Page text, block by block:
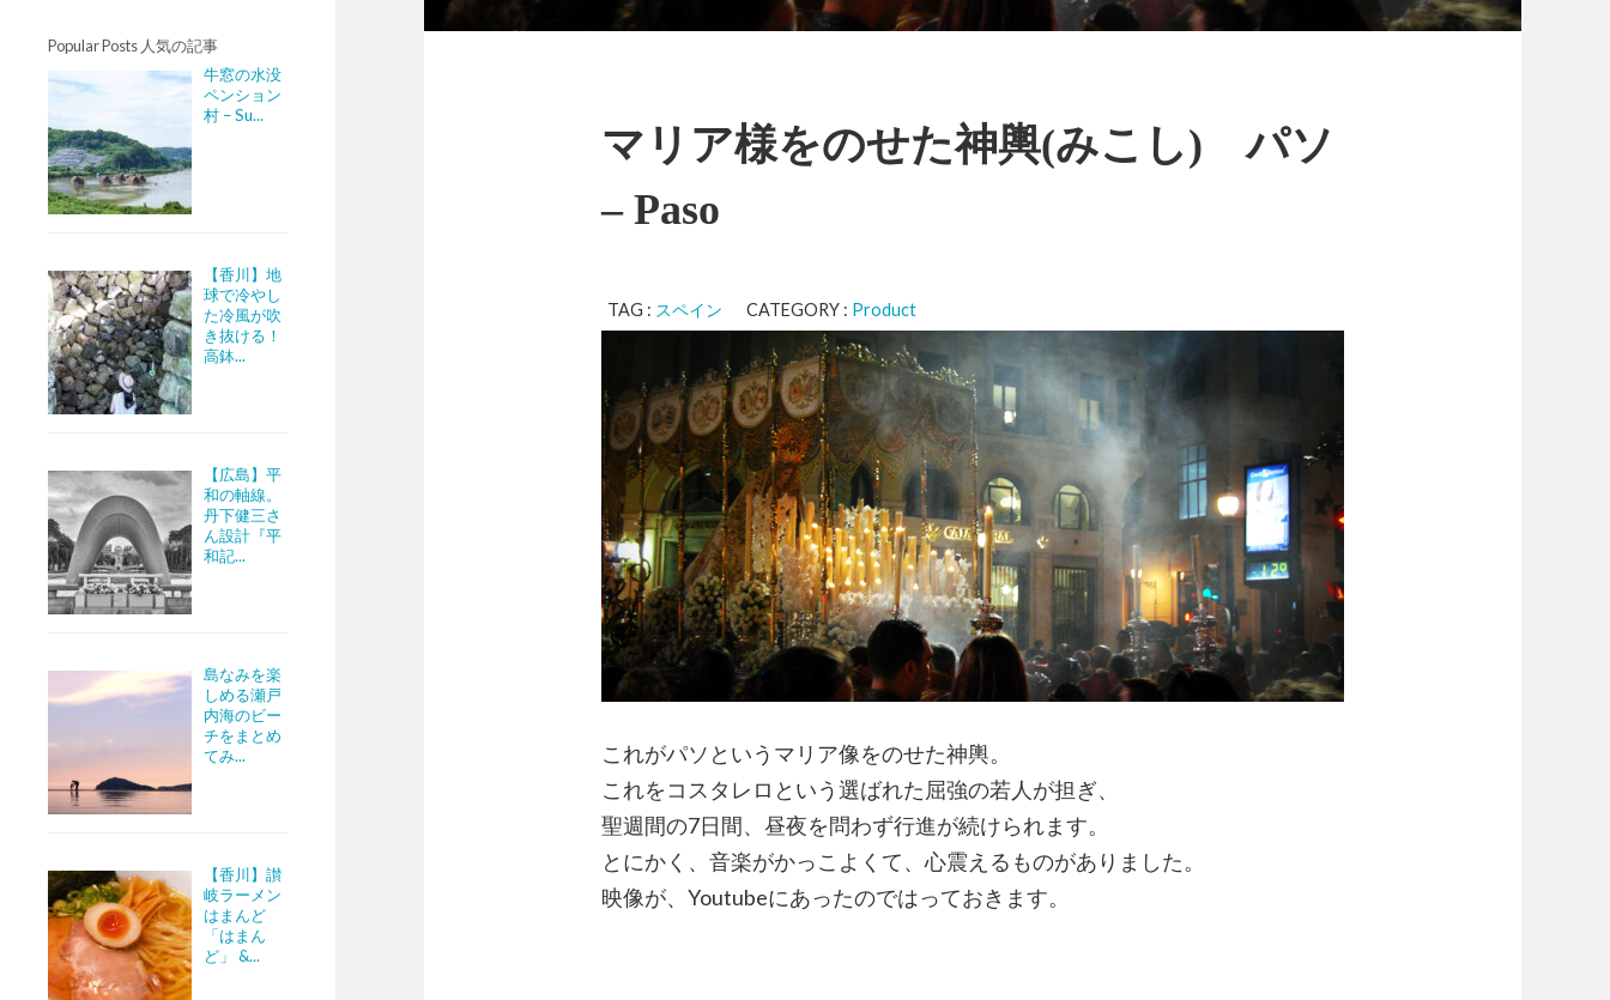
Popular Posts 人気の記事
牛窓の水没
ペンション
村 – Su...
【香川】地
球で冷やし
た冷風が吹
き抜ける！
高鉢...
【広島】平
和の軸線。
丹下健三さ
ん設計『平
和記...
島なみを楽
しめる瀬戸
内海のビー
チをまとめ
てみ...
【香川】讃
岐ラーメン
はまんど
「はまん
ど」 &...
マリア様をのせた神輿(みこし) パソ
– Paso
TAG : スペイン CATEGORY : Product
これがパソというマリア像をのせた神輿。
これをコスタレロという選ばれた屈強の若人が担ぎ、
聖週間の7日間、昼夜を問わず行進が続けられます。
とにかく、音楽がかっこよくて、心震えるものがありました。
映像が、Youtubeにあったのではっておきます。